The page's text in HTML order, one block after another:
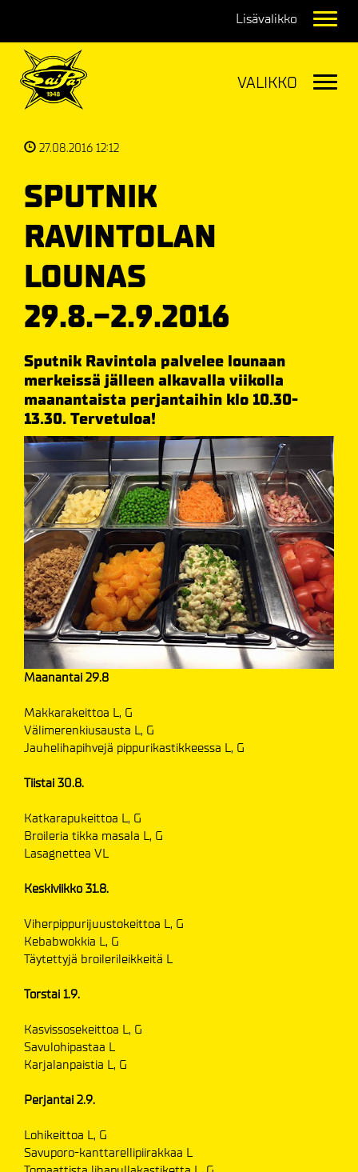
27.08.2016 12:12
SPUTNIK
RAVINTOLAN
LOUNAS
29.8.-2.9.2016
Sputnik Ravintola palvelee lounaan
merkeissä jälleen alkavalla viikolla
maanantaista perjantaihin klo 10.30-
13.30. Tervetuloa!
Maanantai 29.8
Makkarakeittoa L, G
Välimerenkiusausta L, G
Jauhelihapihvejä pippurikastikkeessa L, G
Tiistai 30.8.
Katkarapukeittoa L, G
Broileria tikka masala L, G
Lasagnettea VL
Keskiviikko 31.8.
Viherpippurijuustokeittoa L, G
Kebabwokkia L, G
Täytettyjä broilerileikkeitä L
Torstai 1.9.
Kasvissosekeittoa L, G
Savulohipastaa L
Karjalanpaistia L, G
Perjantai 2.9.
Lohikeittoa L, G
Savuporo-kanttarellipiirakkaa L